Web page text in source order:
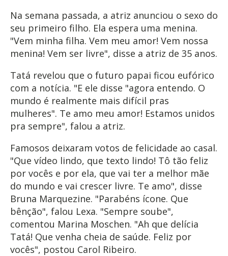
Na semana passada, a atriz anunciou o sexo do
seu primeiro filho. Ela espera uma menina.
"Vem minha filha. Vem meu amor! Vem nossa
menina! Vem ser livre", disse a atriz de 35 anos.
Tatá revelou que o futuro papai ficou eufórico
com a notícia. "E ele disse "agora entendo. O
mundo é realmente mais difícil pras
mulheres". Te amo meu amor! Estamos unidos
pra sempre", falou a atriz.
Famosos deixaram votos de felicidade ao casal.
"Que vídeo lindo, que texto lindo! Tô tão feliz
por vocês e por ela, que vai ter a melhor mãe
do mundo e vai crescer livre. Te amo", disse
Bruna Marquezine. "Parabéns ícone. Que
bênção", falou Lexa. "Sempre soube",
comentou Marina Moschen. "Ah que delícia
Tatá! Que venha cheia de saúde. Feliz por
vocês", postou Carol Ribeiro.